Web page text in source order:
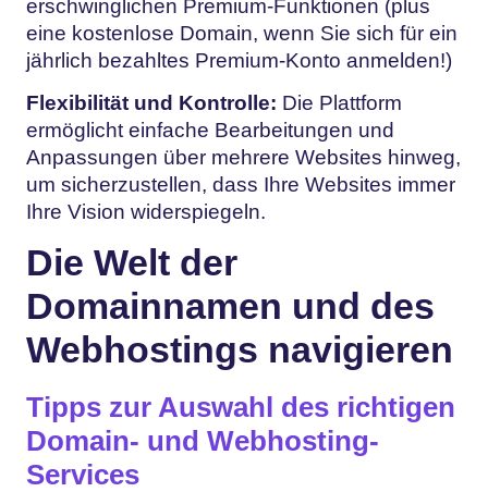
erschwinglichen Premium-Funktionen (plus
eine kostenlose Domain, wenn Sie sich für ein
jährlich bezahltes Premium-Konto anmelden!)
Flexibilität und Kontrolle: Die Plattform
ermöglicht einfache Bearbeitungen und
Anpassungen über mehrere Websites hinweg,
um sicherzustellen, dass Ihre Websites immer
Ihre Vision widerspiegeln.
Die Welt der
Domainnamen und des
Webhostings navigieren
Tipps zur Auswahl des richtigen
Domain- und Webhosting-
Services